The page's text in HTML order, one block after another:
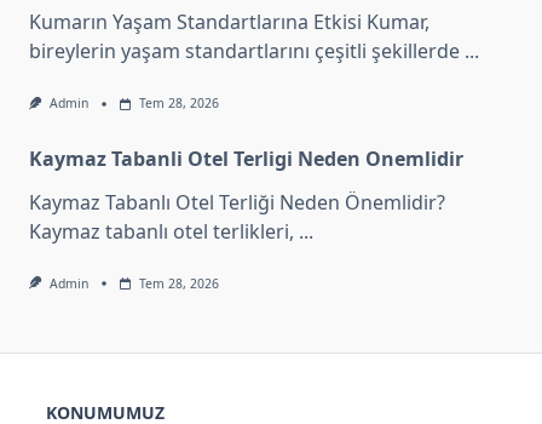
Kumarın Yaşam Standartlarına Etkisi Kumar,
bireylerin yaşam standartlarını çeşitli şekillerde ...
Admin Tem 28, 2026
Kaymaz Tabanli Otel Terligi Neden Onemlidir
Kaymaz Tabanlı Otel Terliği Neden Önemlidir?
Kaymaz tabanlı otel terlikleri, ...
Admin Tem 28, 2026
KONUMUMUZ